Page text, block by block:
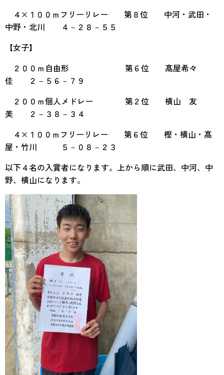
４×１００ｍフリーリレー 第８位 中河・武田・
中野・北川 ４－２８－５５
【女子】
２００ｍ自由形 第６位 髙屋希々
佳 ２－５６－７９
２００ｍ個人メドレー 第２位 横山 友
美 ２－３８－３４
４×１００ｍフリーリレー 第６位 樫・横山・髙
屋・竹川 ５－０８－２３
以下４名の入賞者になります。上から順に武田、中河、中
野、横山になります。